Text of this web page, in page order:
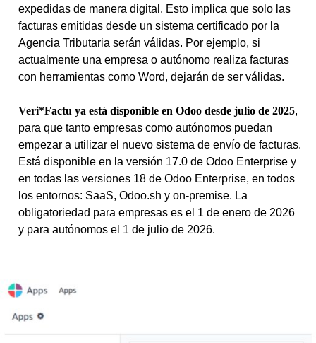
expedidas de manera digital. Esto implica que solo las
facturas emitidas desde un sistema certificado por la
Agencia Tributaria serán válidas. Por ejemplo, si
actualmente una empresa o autónomo realiza facturas
con herramientas como Word, dejarán de ser válidas.
Veri*Factu ya está disponible en Odoo desde julio de 2025,
para que tanto empresas como autónomos puedan
empezar a utilizar el nuevo sistema de envío de facturas.
Está disponible en la versión 17.0 de Odoo Enterprise y
en todas las versiones 18 de Odoo Enterprise, en todos
los entornos: SaaS, Odoo.sh y on-premise. La
obligatoriedad para empresas es el 1 de enero de 2026
y para autónomos el 1 de julio de 2026.